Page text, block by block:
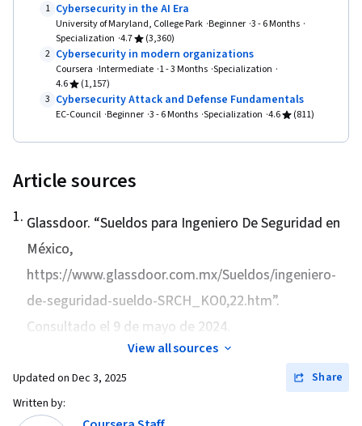
Management, Identity and Access Management,
Auditing, Open Web Application Security
Project (OWASP), Risk Management, Enterprise
Security, System Monitoring, Risk Analysis,
Asset Protection, Risk Mitigation
1 Cybersecurity in the AI Era
University of Maryland, College Park Beginner 3 - 6 Months
Specialization 4.7
(3,360)
2 Cybersecurity in modern organizations
Coursera Intermediate 1 - 3 Months Specialization
4.6
(1,157)
3 Cybersecurity Attack and Defense Fundamentals
EC-Council Beginner 3 - 6 Months Specialization 4.6 (811)
Article sources
1. Glassdoor. “Sueldos para Ingeniero De Seguridad en
México,
https://www.glassdoor.com.mx/Sueldos/ingeniero-
de-seguridad-sueldo-SRCH_KO0,22.htm”.
Consultado el 9 de mayo de 2024.
View all sources
Updated on Dec 3, 2025
Share
Written by: